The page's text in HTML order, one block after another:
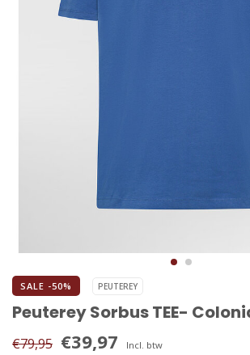
SALE -50% PEUTEREY
Peuterey Sorbus TEE-
€79,95 €39,97 Incl. btw